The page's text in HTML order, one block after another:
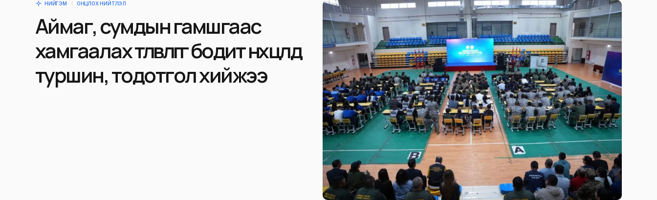
НИЙГЭМ ОНЦЛОХ НИЙТЛЭЛ
Аймаг, сумдын гамшгаас
хамгаалах төлөвлөгөөг бодит нөхцөлд
туршин, тодотгол хийжээ